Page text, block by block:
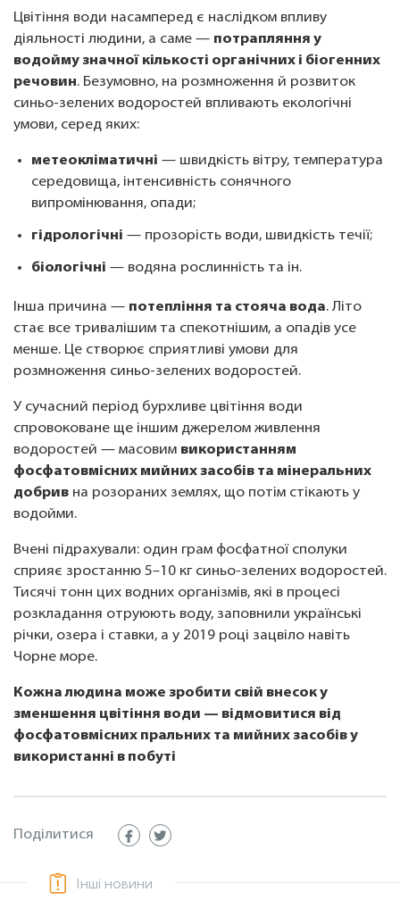
Цвітіння води насамперед є наслідком впливу
діяльності людини, а саме — потрапляння у
водойму значної кількості органічних і біогенних
речовин. Безумовно, на розмноження й розвиток
синьо-зелених водоростей впливають екологічні
умови, серед яких:
метеокліматичні — швидкість вітру, температура
середовища, інтенсивність сонячного
випромінювання, опади;
гідрологічні — прозорість води, швидкість течії;
біологічні — водяна рослинність та ін.
Інша причина — потепління та стояча вода. Літо
стає все тривалішим та спекотнішим, а опадів усе
менше. Це створює сприятливі умови для
розмноження синьо-зелених водоростей.
У сучасний період бурхливе цвітіння води
спровоковане ще іншим джерелом живлення
водоростей — масовим використанням
фосфатовмісних мийних засобів та мінеральних
добрив на розораних землях, що потім стікають у
водойми.
Вчені підрахували: один грам фосфатної сполуки
сприяє зростанню 5–10 кг синьо-зелених водоростей.
Тисячі тонн цих водних організмів, які в процесі
розкладання отруюють воду, заповнили українські
річки, озера і ставки, а у 2019 році зацвіло навіть
Чорне море.
Кожна людина може зробити свій внесок у
зменшення цвітіння води — відмовитися від
фосфатовмісних пральних та мийних засобів у
використанні в побуті
Поділитися
Інші новини